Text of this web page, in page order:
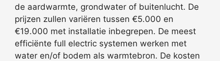
de aardwarmte, grondwater of buitenlucht. De
prijzen zullen variëren tussen €5.000 en
€19.000 met installatie inbegrepen. De meest
efficiënte full electric systemen werken met
water en/of bodem als warmtebron. De kosten